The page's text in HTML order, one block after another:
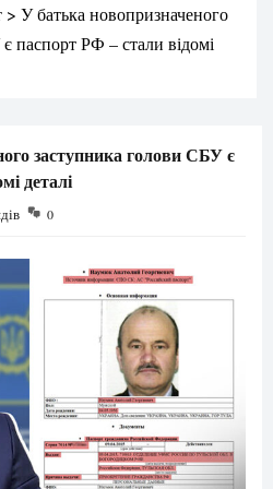
> У батька новопризначеного
паспорт РФ – стали відомі
заступника голови СБУ є
деталі
0